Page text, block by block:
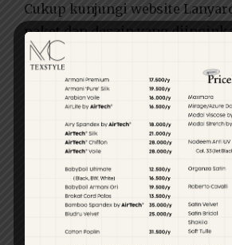
Cukup kunjungi website
paket dan desain yang
detail seperti logo dan teks, dan
pemesanan. Tim Lanyardkilat
semuanya untukmu.
Waktu Pengerjaan
Pengiriman
Lanyardkilat dikenal karena